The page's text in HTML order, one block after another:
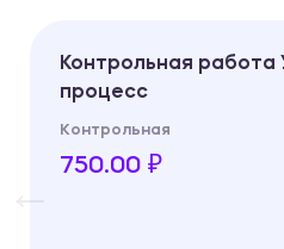
Контрольная работа
процесс
Контрольная
750.00 ₽